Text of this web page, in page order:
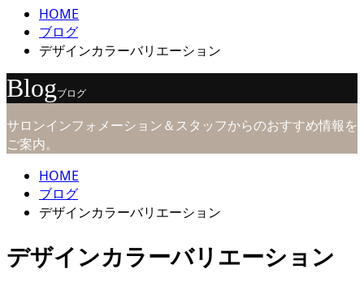
HOME
ブログ
デザインカラーバリエーション
Blogブログ
サロンインフォメーション＆スタッフからのおすすめ情報を
ご案内。
HOME
ブログ
デザインカラーバリエーション
デザインカラーバリエーション